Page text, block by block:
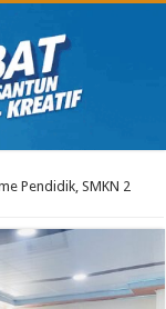
Pendidik, SMKN 2